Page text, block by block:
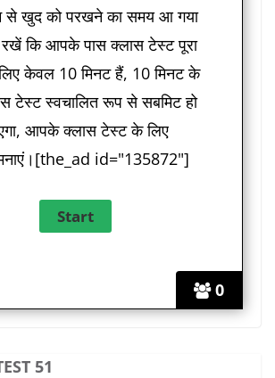
0
से खुद को परखने का समय आ गया
कि आपके पास क्लास टेस्ट पूरा
केवल 10 मिनट हैं, 10 मिनट के
टेस्ट स्वचालित रूप से सबमिट हो
आपके क्लास टेस्ट के लिए
id="135872"]
51